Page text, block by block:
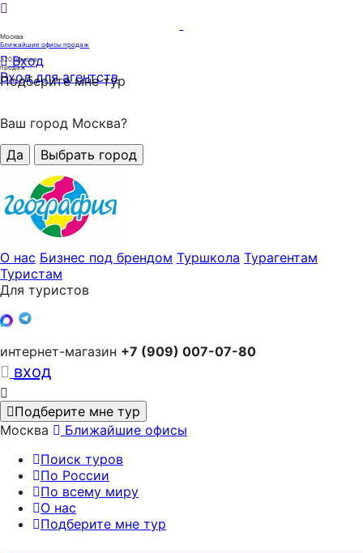
Москва
Ближайшие офисы продаж
320офисов
продаж
Вход
Вход для агентств
Подберите мне тур
Ваш город Москва?
Да
Выбрать город
О нас Бизнес под брендом Туршкола Турагентам
Туристам
Для туристов
интернет-магазин +7 (909) 007-07-80
вход
Подберите мне тур
Москва
Ближайшие офисы
Поиск туров
По России
По всему миру
О нас
Подберите мне тур